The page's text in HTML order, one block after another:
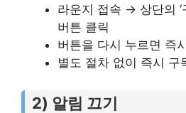
라운지 접속 → 상단의 ‘
버튼 클릭
버튼을 다시 누르면 즉
별도 절차 없이 즉시 구
2) 알림 끄기